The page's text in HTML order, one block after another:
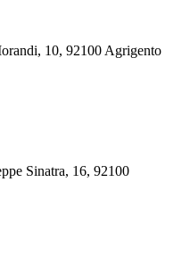
10, 92100 Agrigento
Sinatra, 16, 92100